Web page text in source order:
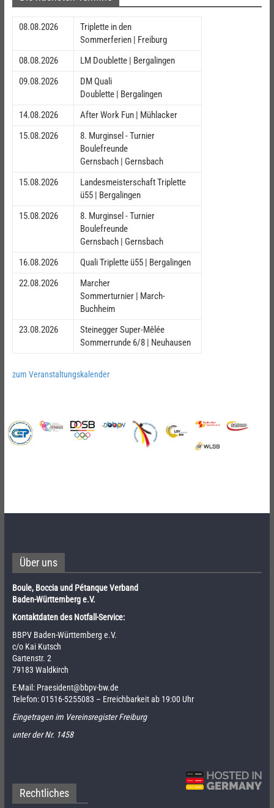
08.08.2026
Triplette in den
Sommerferien | Freiburg
08.08.2026
LM Doublette | Bergalingen
09.08.2026
DM Quali
Doublette | Bergalingen
14.08.2026
After Work Fun | Mühlacker
15.08.2026
8. Murginsel - Turnier
Boulefreunde
Gernsbach | Gernsbach
15.08.2026
Landesmeisterschaft Triplette
ü55 | Bergalingen
15.08.2026
8. Murginsel - Turnier
Boulefreunde
Gernsbach | Gernsbach
16.08.2026
Quali Triplette ü55 | Bergalingen
22.08.2026
Marcher
Sommerturnier | March-
Buchheim
23.08.2026
Steinegger Super-Mêlée
Sommerrunde 6/8 | Neuhausen
zum Veranstaltungskalender
Über uns
Boule, Boccia und Pétanque Verband
Baden-Württemberg e.V.
Kontaktdaten des Notfall-Service:
BBPV Baden-Württemberg e.V.
c/o Kai Kutsch
Gartenstr. 2
79183 Waldkirch
E-Mail: Praesident@bbpv-bw.de
Telefon:01516-5255083 – Erreichbarkeit ab 19:00 Uhr
Eingetragen im Vereinsregister Freiburg
unter der Nr. 1458
Rechtliches